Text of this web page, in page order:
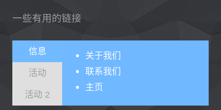
一些有用的链接
信息
活动
活动 2
关于我们
联系我们
主页